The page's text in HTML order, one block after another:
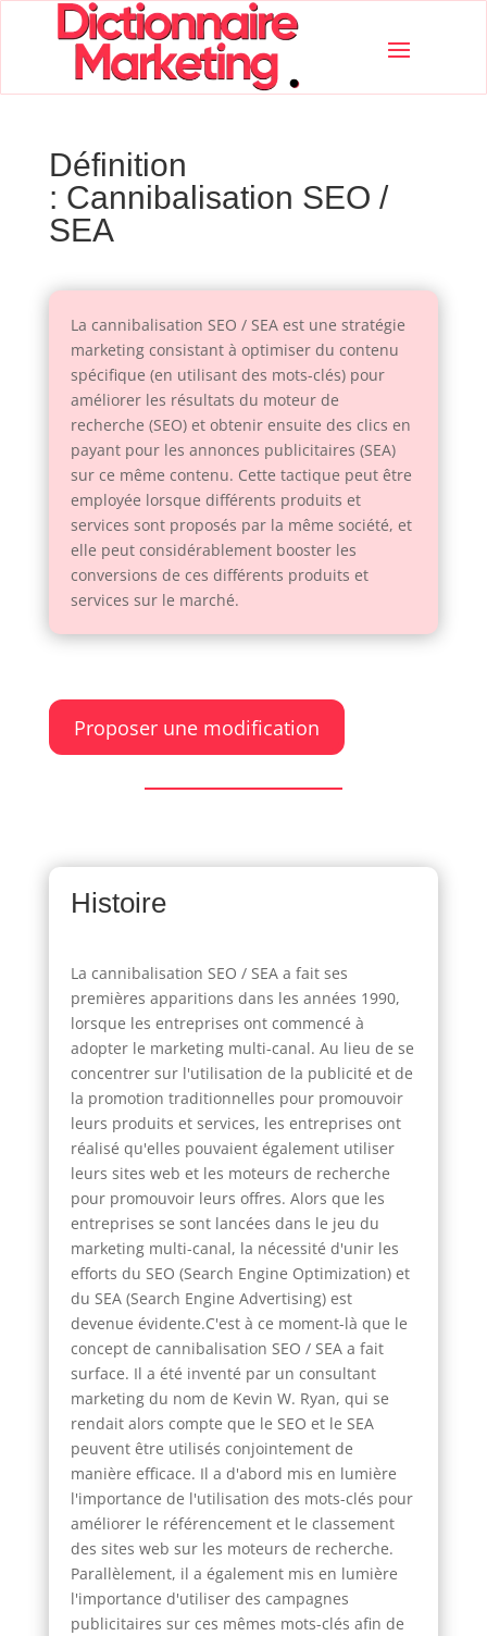
Définition
: Cannibalisation SEO /
SEA
La cannibalisation SEO / SEA est une stratégie
marketing consistant à optimiser du contenu
spécifique (en utilisant des mots-clés) pour
améliorer les résultats du moteur de
recherche (SEO) et obtenir ensuite des clics en
payant pour les annonces publicitaires (SEA)
sur ce même contenu. Cette tactique peut être
employée lorsque différents produits et
services sont proposés par la même société, et
elle peut considérablement booster les
conversions de ces différents produits et
services sur le marché.
Proposer une modification
Histoire
La cannibalisation SEO / SEA a fait ses
premières apparitions dans les années 1990,
lorsque les entreprises ont commencé à
adopter le marketing multi-canal. Au lieu de se
concentrer sur l'utilisation de la publicité et de
la promotion traditionnelles pour promouvoir
leurs produits et services, les entreprises ont
réalisé qu'elles pouvaient également utiliser
leurs sites web et les moteurs de recherche
pour promouvoir leurs offres. Alors que les
entreprises se sont lancées dans le jeu du
marketing multi-canal, la nécessité d'unir les
efforts du SEO (Search Engine Optimization) et
du SEA (Search Engine Advertising) est
devenue évidente.C'est à ce moment-là que le
concept de cannibalisation SEO / SEA a fait
surface. Il a été inventé par un consultant
marketing du nom de Kevin W. Ryan, qui se
rendait alors compte que le SEO et le SEA
peuvent être utilisés conjointement de
manière efficace. Il a d'abord mis en lumière
l'importance de l'utilisation des mots-clés pour
améliorer le référencement et le classement
des sites web sur les moteurs de recherche.
Parallèlement, il a également mis en lumière
l'importance d'utiliser des campagnes
publicitaires sur ces mêmes mots-clés afin de